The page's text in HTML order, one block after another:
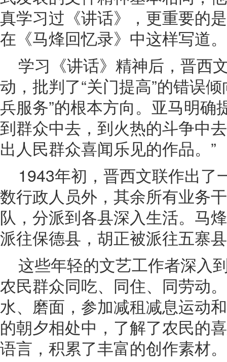
真学习过《讲话》，更重要的
在《马烽回忆录》中这样写道。
学习《讲话》精神后，晋西
动，批判了“关门提高”的错误
兵服务”的根本方向。亚马明确
到群众中去，到火热的斗争中
出人民群众喜闻乐见的作品。”
1943年初，晋西文联作出了
数行政人员外，其余所有业务
队，分派到各县深入生活。马
派往保德县，胡正被派往五寨
这些年轻的文艺工作者深入
农民群众同吃、同住、同劳动
水、磨面，参加减租减息运动
的朝夕相处中，了解了农民的
语言，积累了丰富的创作素材。